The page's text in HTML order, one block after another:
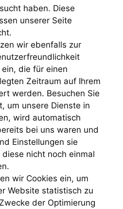
haben. Diese
unserer Seite
wir ebenfalls zur
die für einen
Zeitraum auf Ihrem
werden. Besuchen Sie
um unsere Dienste in
wird automatisch
bei uns waren und
Einstellungen sie
nicht noch einmal
wir Cookies ein, um
Website statistisch zu
der Optimierung